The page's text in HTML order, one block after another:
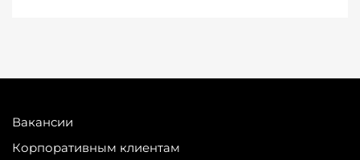
Вакансии
Корпоративным клиентам